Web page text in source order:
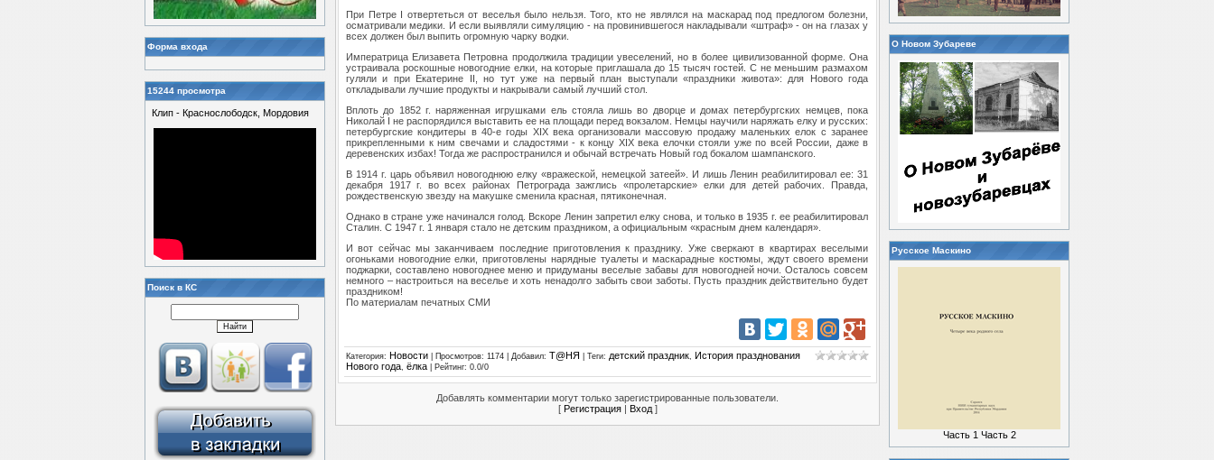
Форма входа
15244 просмотра
Клип - Краснослободск, Мордовия
Поиск в КС
При Петре I отвертеться от веселья было нельзя. Того, кто не являлся на маскарад под предлогом болезни,
осматривали медики. И если выявляли симуляцию - на провинившегося накладывали «штраф» - он на глазах у
всех должен был выпить огромную чарку водки.
Императрица Елизавета Петровна продолжила традиции увеселений, но в более цивилизованной форме. Она
устраивала роскошные новогодние елки, на которые приглашала до 15 тысяч гостей. С не меньшим размахом
гуляли и при Екатерине II, но тут уже на первый план выступали «праздники живота»: для Нового года
откладывали лучшие продукты и накрывали самый лучший стол.
Вплоть до 1852 г. наряженная игрушками ель стояла лишь во дворце и домах петербургских немцев, пока
Николай I не распорядился выставить ее на площади перед вокзалом. Немцы научили наряжать елку и русских:
петербургские кондитеры в 40-е годы XIX века организовали массовую продажу маленьких елок с заранее
прикрепленными к ним свечами и сладостями - к концу XIX века елочки стояли уже по всей России, даже в
деревенских избах! Тогда же распространился и обычай встречать Новый год бокалом шампанского.
В 1914 г. царь объявил новогоднюю елку «вражеской, немецкой затеей». И лишь Ленин реабилитировал ее: 31
декабря 1917 г. во всех районах Петрограда зажглись «пролетарские» елки для детей рабочих. Правда,
рождественскую звезду на макушке сменила красная, пятиконечная.
Однако в стране уже начинался голод. Вскоре Ленин запретил елку снова, и только в 1935 г. ее реабилитировал
Сталин. С 1947 г. 1 января стало не детским праздником, а официальным «красным днем календаря».
И вот сейчас мы заканчиваем последние приготовления к празднику. Уже сверкают в квартирах веселыми
огоньками новогодние елки, приготовлены нарядные туалеты и маскарадные костюмы, ждут своего времени
поджарки, составлено новогоднее меню и придуманы веселые забавы для новогодней ночи. Осталось совсем
немного – настроиться на веселье и хоть ненадолго забыть свои заботы. Пусть праздник действительно будет
праздником!
По материалам печатных СМИ
Категория: Новости Просмотров: 1174 | Добавил: Т@НЯ Теги: детский праздник, История празднования
Нового года, ёлка Рейтинг: 0.0/0
Добавлять комментарии могут только зарегистрированные пользователи.
[ Регистрация| Вход]
О Новом Зубареве
Русское Маскино
Часть 1 Часть 2